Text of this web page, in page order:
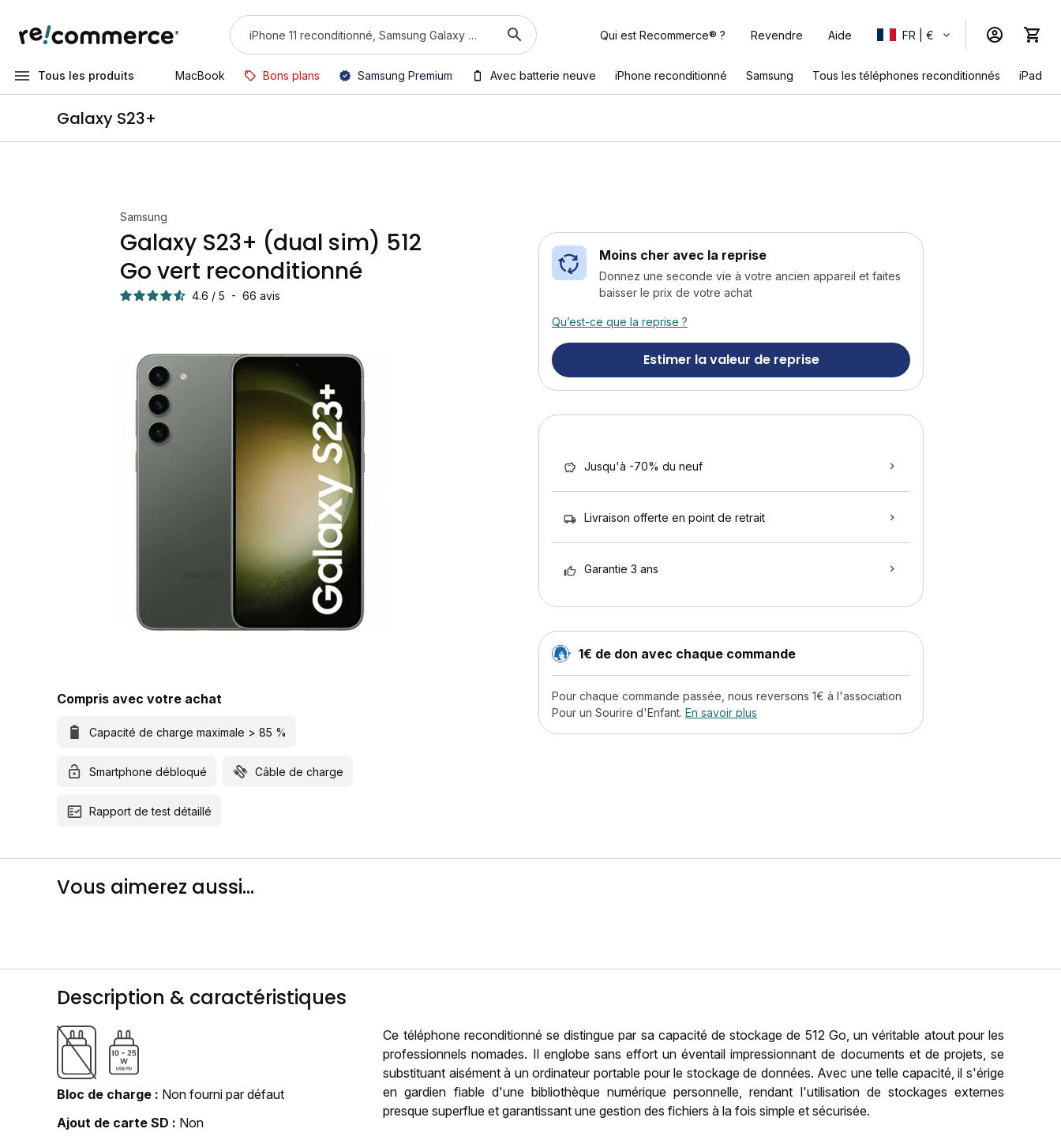
Qui est Recommerce® ? Revendre Aide FR | €
Tous les produits MacBook Bons plans Samsung Premium Avec batterie neuve iPhone reconditionné Samsung Tous les téléphones reconditionnés iPad
Galaxy S23+
Samsung
Galaxy S23+ (dual sim) 512
Go vert reconditionné
4.6 / 5 - 66 avis
Compris avec votre achat
Capacité de charge maximale > 85 %
Smartphone débloqué Câble de charge
Rapport de test détaillé
Moins cher avec la reprise
Donnez une seconde vie à votre ancien appareil et faites
baisser le prix de votre achat
Qu’est-ce que la reprise ?
Estimer la valeur de reprise
Jusqu'à -70% du neuf
Livraison offerte en point de retrait
Garantie 3 ans
1€ de don avec chaque commande
Pour chaque commande passée, nous reversons 1€ à l'association
Pour un Sourire d'Enfant. En savoir plus
Vous aimerez aussi...
Description & caractéristiques
Bloc de charge
Non fourni par défaut
Ajout de carte SD
Non
Ce téléphone reconditionné se distingue par sa capacité de stockage de 512 Go, un véritable atout pour les
professionnels nomades. Il englobe sans effort un éventail impressionnant de documents et de projets, se
substituant aisément à un ordinateur portable pour le stockage de données. Avec une telle capacité, il s'érige
en gardien fiable d'une bibliothèque numérique personnelle, rendant l'utilisation de stockages externes
presque superflue et garantissant une gestion des fichiers à la fois simple et sécurisée.